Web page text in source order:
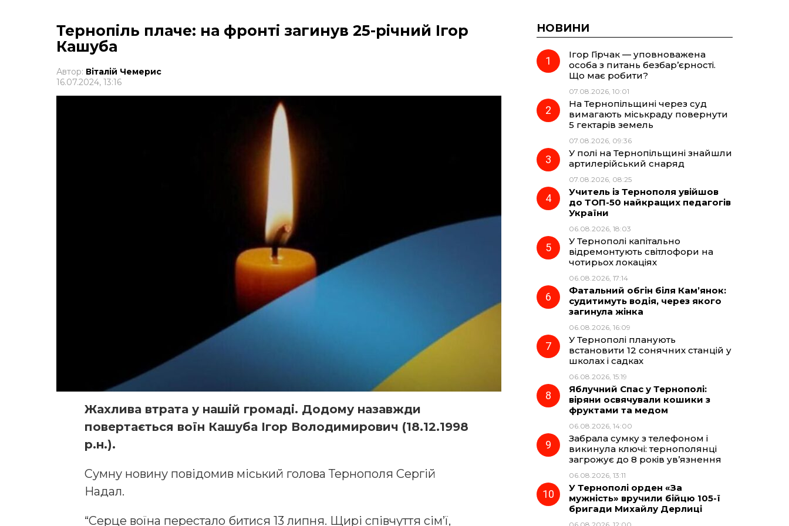
Тернопіль плаче: на фронті загинув 25-річний Ігор
Кашуба
Автор: Віталій Чемерис
16.07.2024, 13:16
Жахлива втрата у нашій громаді. Додому назавжди
повертається воїн Кашуба Ігор Володимирович (18.12.1998
р.н.).
Сумну новину повідомив міський голова Тернополя Сергій
Надал.
“Серце воїна перестало битися 13 липня. Щирі співчуття сім’ї,
НОВИНИ
Ігор Гірчак — уповноважена
особа з питань безбар’єрності.
Що має робити?
07.08.2026, 10:01
На Тернопільщині через суд
вимагають міськраду повернути
5 гектарів земель
07.08.2026, 09:36
У полі на Тернопільщині знайшли
артилерійський снаряд
07.08.2026, 08:25
Учитель із Тернополя увійшов
до ТОП-50 найкращих педагогів
України
06.08.2026, 18:03
У Тернополі капітально
відремонтують світлофори на
чотирьох локаціях
06.08.2026, 17:14
Фатальний обгін біля Кам’янок:
судитимуть водія, через якого
загинула жінка
06.08.2026, 16:09
У Тернополі планують
встановити 12 сонячних станцій у
школах і садках
06.08.2026, 15:19
Яблучний Спас у Тернополі:
віряни освячували кошики з
фруктами та медом
06.08.2026, 14:00
Забрала сумку з телефоном і
викинула ключі: тернополянці
загрожує до 8 років ув’язнення
06.08.2026, 13:11
У Тернополі орден «За
мужність» вручили бійцю 105-ї
бригади Михайлу Дерлиці